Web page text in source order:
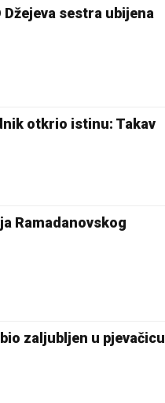
Džejeva sestra ubijena
otkrio istinu: Takav
Ramadanovskog
zaljubljen u pjevačicu